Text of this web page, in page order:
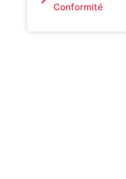
Conformité